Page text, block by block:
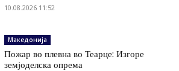
10.08.2026 11:52
Македонија
Пожар во плевна во Теарце: Изгоре
земјоделска опрема